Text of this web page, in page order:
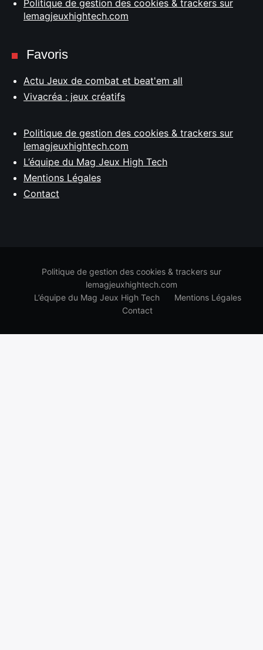
Politique de gestion des cookies & trackers sur
lemagjeuxhightech.com
Favoris
Actu Jeux de combat et beat'em all
Vivacréa : jeux créatifs
Politique de gestion des cookies & trackers sur
lemagjeuxhightech.com
L’équipe du Mag Jeux High Tech
Mentions Légales
Contact
Politique de gestion des cookies & trackers sur
lemagjeuxhightech.com
L’équipe du Mag Jeux High Tech
Mentions Légales
Contact